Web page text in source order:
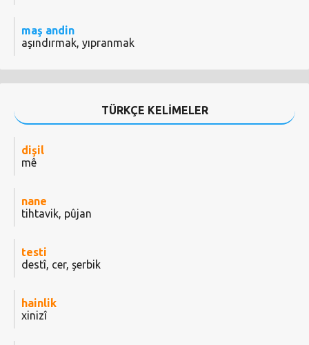
maş andin
aşındırmak, yıpranmak
TÜRKÇE KELİMELER
dişil
mê
nane
tihtavik, pûjan
testi
destî, cer, şerbik
hainlik
xinizî